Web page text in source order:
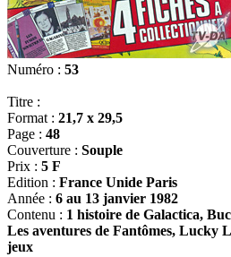
Numéro : 53
Titre :
Format : 21,7 x 29,5
Page : 48
Couverture : Souple
Prix : 5 F
Edition : France Unide Paris
Année : 6 au 13 janvier 1982
Contenu : 1 histoire de Galactica,
Les aventures de Fantômes, Lucky
jeux